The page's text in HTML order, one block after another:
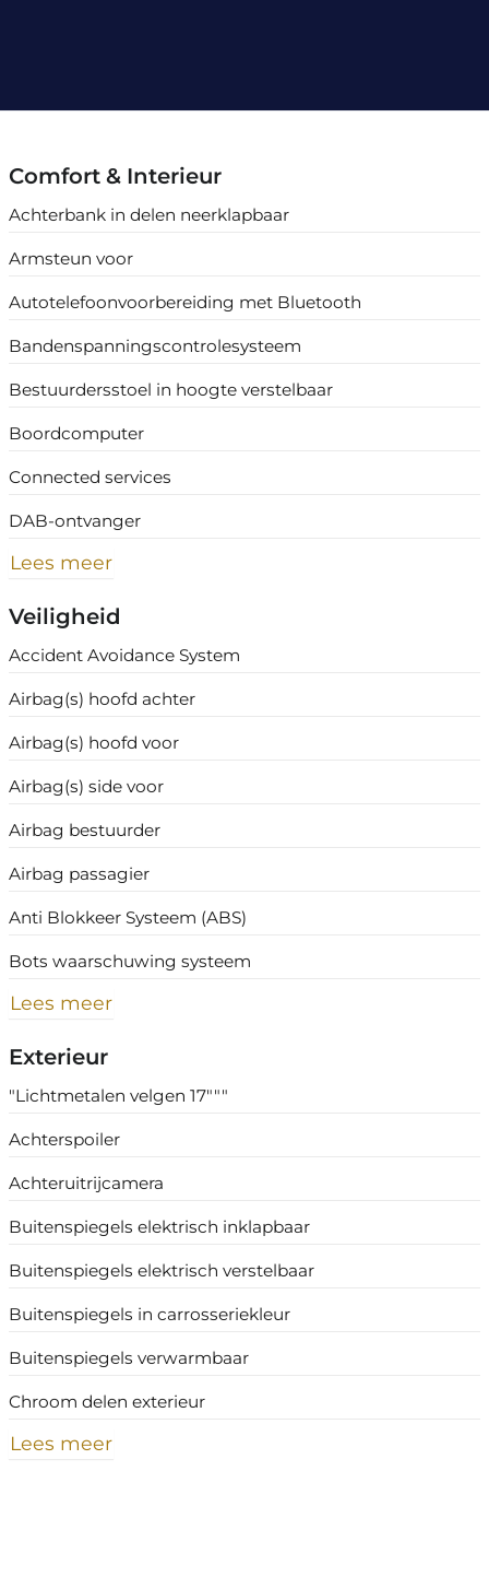
Comfort & Interieur
Achterbank in delen neerklapbaar
Armsteun voor
Autotelefoonvoorbereiding met Bluetooth
Bandenspanningscontrolesysteem
Bestuurdersstoel in hoogte verstelbaar
Boordcomputer
Connected services
DAB-ontvanger
Lees meer
Veiligheid
Accident Avoidance System
Airbag(s) hoofd achter
Airbag(s) hoofd voor
Airbag(s) side voor
Airbag bestuurder
Airbag passagier
Anti Blokkeer Systeem (ABS)
Bots waarschuwing systeem
Lees meer
Exterieur
"Lichtmetalen velgen 17"""
Achterspoiler
Achteruitrijcamera
Buitenspiegels elektrisch inklapbaar
Buitenspiegels elektrisch verstelbaar
Buitenspiegels in carrosseriekleur
Buitenspiegels verwarmbaar
Chroom delen exterieur
Lees meer